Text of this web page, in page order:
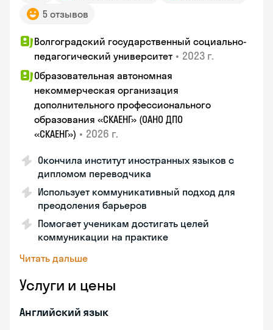
5 отзывов
Волгоградский государственный социально-
педагогический университет • 2023 г.
Образовательная автономная
некоммерческая организация
дополнительного профессионального
образования «СКАЕНГ» (ОАНО ДПО
«СКАЕНГ») • 2026 г.
Окончила институт иностранных языков с
дипломом переводчика
Использует коммуникативный подход для
преодоления барьеров
Помогает ученикам достигать целей
коммуникации на практике
Читать дальше
Услуги и цены
Английский язык